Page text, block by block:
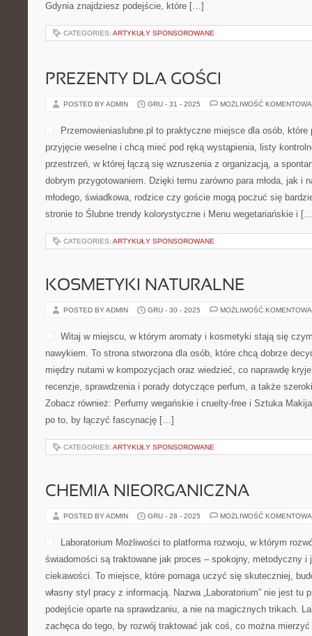
Gdynia znajdziesz podejście, które […]
CATEGORIES: ARTYKUŁY SPONSOROWANE
PREZENTY DLA GOŚCI
POSTED BY ADMIN GRU - 31 - 2025 MOŻLIWOŚĆ
Przemowieniaslubne.pl to praktyczne miejsce dla osób, które
przyjęcie weselne i chcą mieć pod ręką wystąpienia, listy
przestrzeń, w której łączą się wzruszenia z organizacją, a
dobrym przygotowaniem. Dzięki temu zarówno para młoda, jak i
młodego, świadkowa, rodzice czy goście mogą poczuć się
stronie to Ślubne trendy kolorystyczne i Menu wegetariańskie i
CATEGORIES: ARTYKUŁY SPONSOROWANE
KOSMETYKI NATURALNE
POSTED BY ADMIN GRU - 30 - 2025 MOŻLIWOŚĆ
Witaj w miejscu, w którym aromaty i kosmetyki stają się
nawykiem. To strona stworzona dla osób, które chcą dobrze
między nutami w kompozycjach oraz wiedzieć, co naprawdę
recenzje, sprawdzenia i porady dotyczące perfum, a także
Zobacz również: Perfumy wegańskie i cruelty-free i Sztuka
po to, by łączyć fascynację […]
CATEGORIES: ARTYKUŁY SPONSOROWANE
CHEMIA NIEORGANICZNA
POSTED BY ADMIN GRU - 28 - 2025 MOŻLIWOŚĆ
Laboratorium Możliwości to platforma rozwoju, w którym
świadomości są traktowane jak proces – spokojny, metodyczny i
ciekawości. To miejsce, które pomaga uczyć się skuteczniej,
własny styl pracy z informacją. Nazwa „Laboratorium” nie jest tu
podejście oparte na sprawdzaniu, a nie na magicznych trikach.
zachęca do tego, by rozwój traktować jak coś, co można